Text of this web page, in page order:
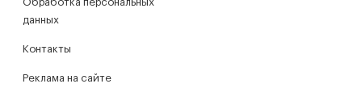
данных
Контакты
Реклама на сайте